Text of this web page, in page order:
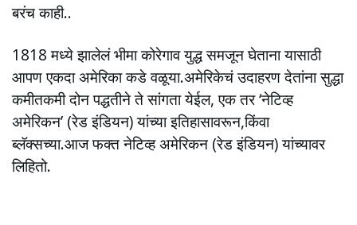
बरंच काही..
1818 मध्ये झालेलं भीमा कोरेगाव युद्ध समजून घेताना यासाठी
आपण एकदा अमेरिका कडे वळूया.अमेरिकेचं उदाहरण देतांना सुद्धा
कमीतकमी दोन पद्धतीने ते सांगता येईल, एक तर ‘नेटिव्ह
अमेरिकन’ (रेड इंडियन) यांच्या इतिहासावरून,किंवा
ब्लॅक्सच्या.आज फक्त नेटिव्ह अमेरिकन (रेड इंडियन) यांच्यावर
लिहितो.